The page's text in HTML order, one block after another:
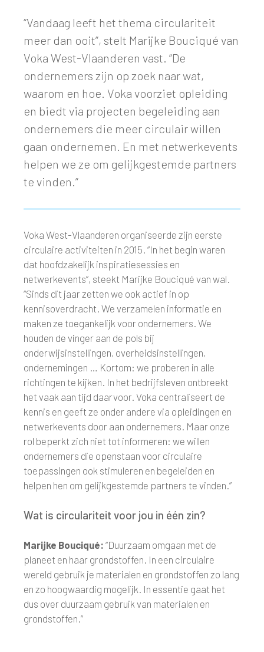
“Vandaag leeft het thema circulariteit
meer dan ooit”, stelt Marijke Bouciqué van
Voka West-Vlaanderen vast. “De
ondernemers zijn op zoek naar wat,
waarom en hoe. Voka voorziet opleiding
en biedt via projecten begeleiding aan
ondernemers die meer circulair willen
gaan ondernemen. En met netwerkevents
helpen we ze om gelijkgestemde partners
te vinden.”
Voka West-Vlaanderen organiseerde zijn eerste
circulaire activiteiten in 2015. “In het begin waren
dat hoofdzakelijk inspiratiesessies en
netwerkevents”, steekt Marijke Bouciqué van wal.
“Sinds dit jaar zetten we ook actief in op
kennisoverdracht. We verzamelen informatie en
maken ze toegankelijk voor ondernemers. We
houden de vinger aan de pols bij
onderwijsinstellingen, overheidsinstellingen,
ondernemingen … Kortom: we proberen in alle
richtingen te kijken. In het bedrijfsleven ontbreekt
het vaak aan tijd daarvoor. Voka centraliseert de
kennis en geeft ze onder andere via opleidingen en
netwerkevents door aan ondernemers. Maar onze
rol beperkt zich niet tot informeren: we willen
ondernemers die openstaan voor circulaire
toepassingen ook stimuleren en begeleiden en
helpen hen om gelijkgestemde partners te vinden.”
Wat is circulariteit voor jou in één zin?
Marijke Bouciqué: “Duurzaam omgaan met de
planeet en haar grondstoffen. In een circulaire
wereld gebruik je materialen en grondstoffen zo lang
en zo hoogwaardig mogelijk. In essentie gaat het
dus over duurzaam gebruik van materialen en
grondstoffen.”